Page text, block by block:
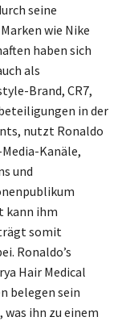
seine
wie Nike
haben sich
als
Brand, CR7,
in der
nutzt Ronaldo
Kanäle,
und
kann ihm
somit
Ronaldo’s
Hair Medical
belegen sein
ihn zu einem